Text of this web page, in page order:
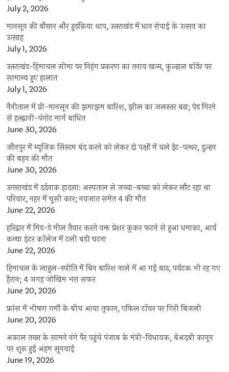
July 2, 2026
मानसून की बौछार और हुड़किया थाप, उत्तराखंड में धान रोपाई के उत्सव का
उत्साह
July 1, 2026
उत्तराखंड-हिमाचल सीमा पर निहंग प्रकरण का तनाव खत्म, कुल्हाल बॉर्डर पर
सामान्य हुए हालात
July 1, 2026
नैनीताल में प्री-मानसून की झमाझम बारिश, झील का जलस्तर बढ़ा; पेड़ गिरने
से हल्द्वानी-पंगोट मार्ग बाधित
June 30, 2026
जौनपुर में म्यूजिक सिस्टम बंद करने को लेकर दो पक्षों में चले ईंट-पत्थर, दुल्हन
की बहन की मौत
June 30, 2026
उत्‍तराखंड में दर्दनाक हादसा: अस्पताल से जच्चा-बच्चा को लेकर लौट रहा था
परिवार, नहर में घुसी कार; नवजात समेत 4 की मौत
June 22, 2026
हरिद्वार में मिड-डे मील तैयार करते वक्त प्रेशर कुकर फटने से हुआ धमाका, आर्य
कन्या इंटर कॉलेज में टली बड़ी घटना
June 22, 2026
हिमाचल के लाहुल-स्पीति में बिन बारिश नाले में आ गई बाढ़, पर्यटक भी रह गए
हैरान; 4 जगह जोखिम भरा सफर
June 20, 2026
फ्रांस में भीषण गर्मी के बीच आया तूफान, एफिल टॉवर पर गिरी बिजली
June 20, 2026
अकाल तख्त के सामने नंगे पैर पहुंचे पंजाब के मंत्री-विधायक, बेअदबी कानून
पर शुरू हुई अहम सुनवाई
June 19, 2026